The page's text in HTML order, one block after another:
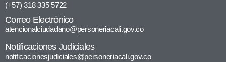
(+57) 318 335 5722
Correo Electrónico
atencionalciudadano@personeriacali.gov.co
Notificaciones Judiciales
notificacionesjudiciales@personeriacali.gov.co